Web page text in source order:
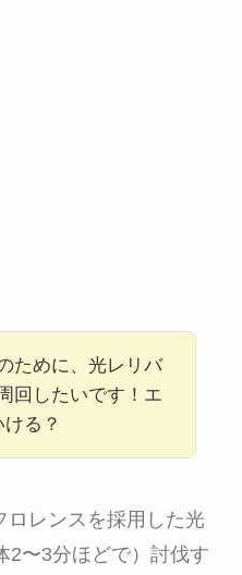
ために、光レリバ
回したいです！エ
る？
ロレンスを採用した光
2〜3分ほどで）討伐す